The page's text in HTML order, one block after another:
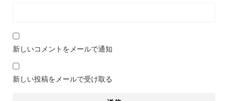
新しいコメントをメールで通知
新しい投稿をメールで受け取る